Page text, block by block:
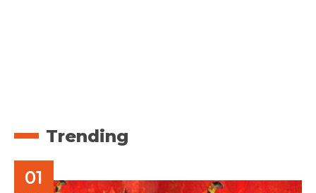
Trending